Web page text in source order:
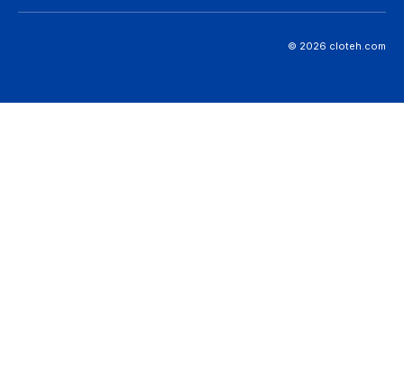
© 2026 cloteh.com